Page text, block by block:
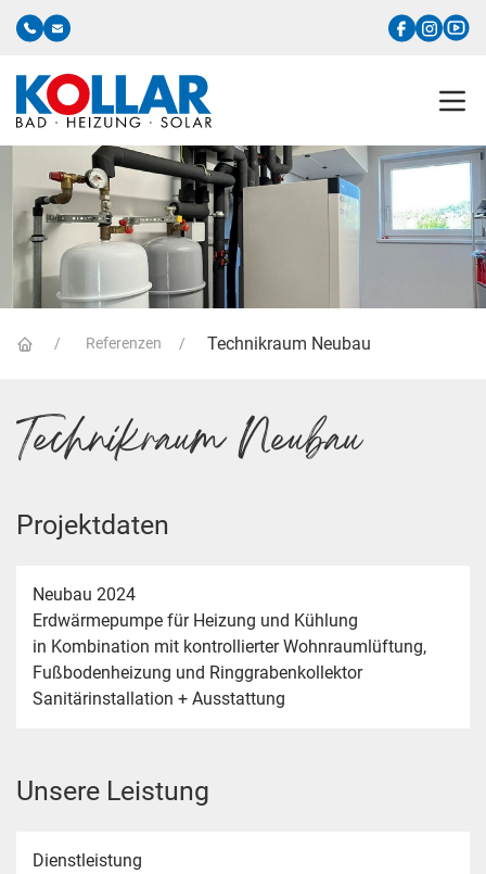
Referenzen Technikraum Neubau
Technikraum Neubau
Projektdaten
Neubau 2024
Erdwärmepumpe für Heizung und Kühlung
in Kombination mit kontrollierter Wohnraumlüftung,
Fußbodenheizung und Ringgrabenkollektor
Sanitärinstallation + Ausstattung
Unsere Leistung
Dienstleistung